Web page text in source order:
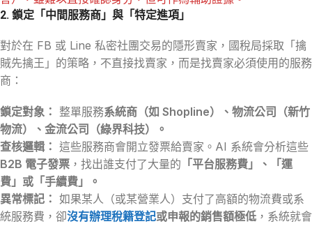
2. 鎖定「中間服務商」與「特定進項」
對於在 FB 或 Line 私密社團交易的隱形賣家，國稅局採取「擒
賊先擒王」的策略，不直接找賣家，而是找賣家必須使用的服務
商：
鎖定對象： 整單服務系統商（如 Shopline）、物流公司（新竹
物流）、金流公司（綠界科技）。
查核邏輯： 這些服務商會開立發票給賣家。AI 系統會分析這些
B2B 電子發票 ，找出誰支付了大量的 「平台服務費」、「運
費」或「手續費」。
異常標記： 如果某人（或某營業人）支付了高額的物流費或系
統服務費，卻沒有辦理稅籍登記或申報的銷售額極低 ，系統就會